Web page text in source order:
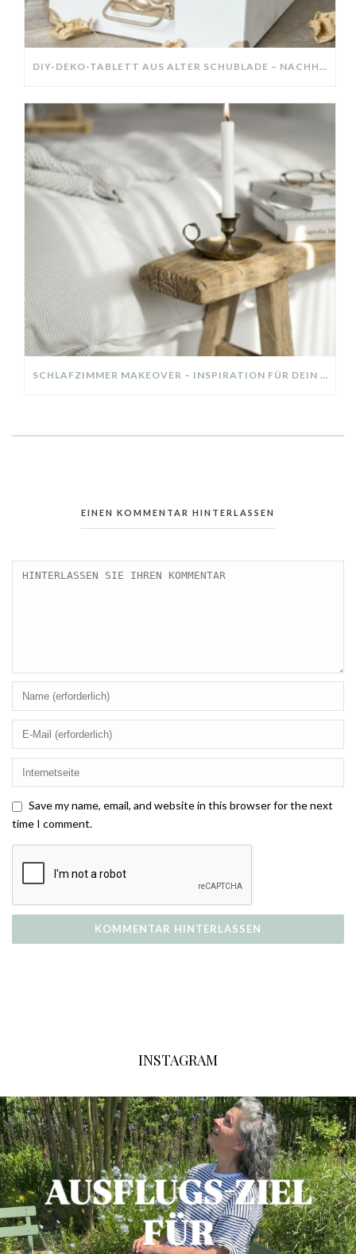
DIY-DEKO-TABLETT AUS ALTER SCHUBLADE – NACHHALTIGE HERBSTDEKO SELBER MACHEN!
SCHLAFZIMMER MAKEOVER – INSPIRATION FÜR DEIN SCHLAFZIMMER: AUS ALT MACH NEU – HELL, GEMÜTLICH UND EINLADEND
EINEN KOMMENTAR HINTERLASSEN
Save my name, email, and website in this browser for the next
time I comment.
INSTAGRAM